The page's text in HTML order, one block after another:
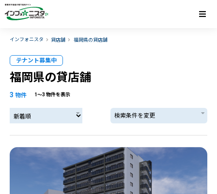
インフォニスタ 貸店舗 福岡県の貸店舗
テナント募集中
福岡県の貸店舗
3 物件 1〜3 物件を表示
検索条件を変更